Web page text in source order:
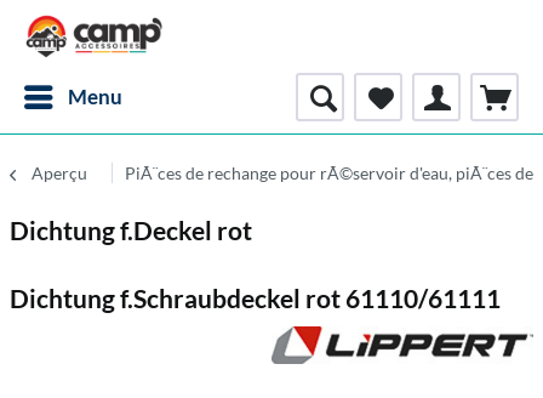
Menu
Aperçu PiÃ¨ces de rechange pour rÃ©servoir d'eau, piÃ¨ces de
Dichtung f.Deckel rot
Dichtung f.Schraubdeckel rot 61110/61111